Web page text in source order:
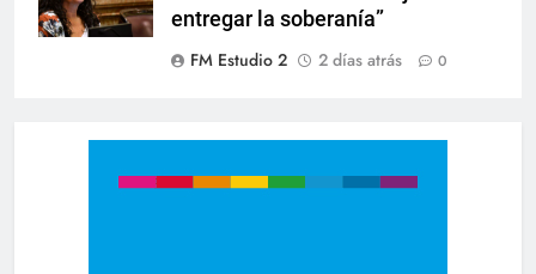
entregar la soberanía”
FM Estudio 2
2 días atrás 0